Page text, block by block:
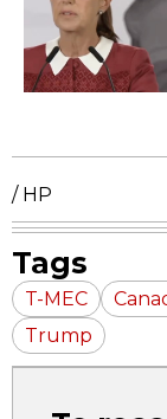
/ HP
Tags
T-MEC
Trump